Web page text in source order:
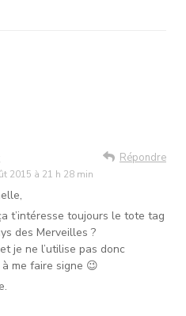
2015 à 21 h 28 min
Répondre
t’intéresse toujours le tote tag
des Merveilles ?
je ne l’utilise pas donc
à me faire signe 😉